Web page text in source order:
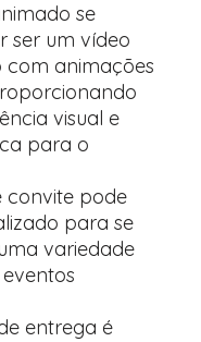
se
ser um vídeo
com animações
visual e
para o
convite pode
para se
variedade
entrega é